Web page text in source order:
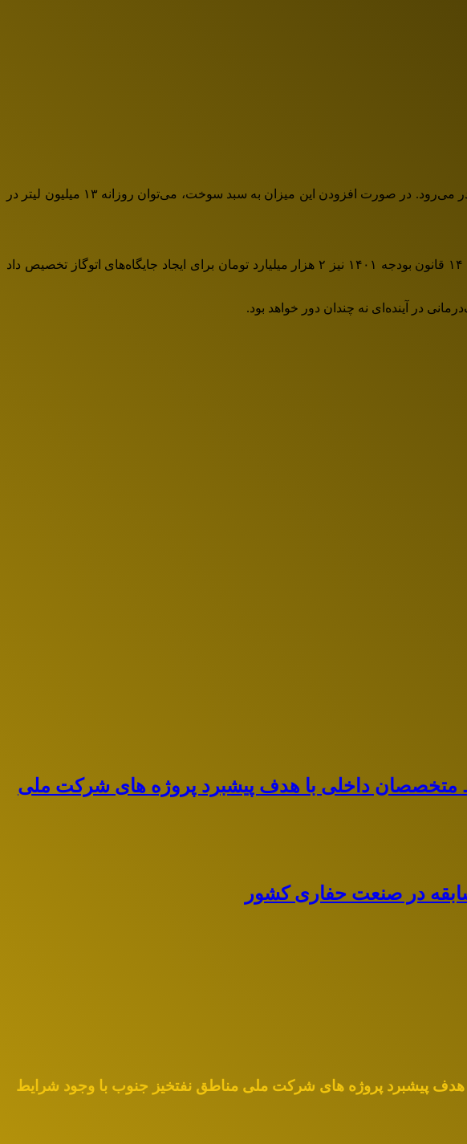
طبق اسناد شرکت گاز، سالانه بیش از ۳ میلیون تن ال‌پی‌جی (گازمایع) به دلیل عدم امکان صادرات، در خطوط لوله هدر می‌رود. در صورت افزودن این میزان به سبد سوخت، می‌توان روزانه ۱۳ میلیون لیتر در
مجلس در تبصره یک قانون بودجه ۱۴۰۰ تصویب کرد تا سقف ۲ میلیون تن گازمایع وارد سبد سوخت شود و در تبصره ۱۴ قانون بودجه ۱۴۰۱ نیز ۲ هزار میلیارد تومان برای ایجاد جایگاه‌های اتوگاز تخصیص داد
در آینده‌ای نه چندان دور خواهد بود.
متخصصان داخلی با هدف پیشبرد پروژه های شرکت ملی
هدف پیشبرد پروژه های شرکت ملی مناطق نفتخیز جنوب با وجود شرایط